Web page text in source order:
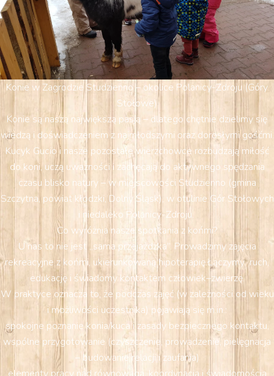
Konie w Zagrodzie Studzienno – okolice Polanicy-Zdroju (Góry
Stołowe)
Konie są naszą największą pasją – dlatego chętnie dzielimy się
wiedzą i doświadczeniem z najmłodszymi oraz dorosłymi gośćmi.
Kucyk Gucio i nasze pozostałe wierzchowce rozbudzają miłość
do koni, uczą uważności i zachęcają do aktywnego spędzania
czasu blisko natury – w miejscowości Studzienno (gmina
Szczytna, powiat kłodzki, Dolny Śląsk), w otulinie Gór Stołowych
i niedaleko Polanicy-Zdroju.
Co wyróżnia nasze spotkania z końmi?
U nas to nie jest „sama przejażdżka”. Prowadzimy zajęcia
rekreacyjne z końmi, ukierunkowaną hipoterapię.Łączymy ruch,
edukację i świadomy kontaktem człowiek–zwierzę.
W praktyce oznacza to, że podczas zajęć (w zależności od wieku
i możliwości uczestnika) pojawiają się m.in.:
spokojne poznanie konia/kuca i zasady bezpiecznego kontaktu,
wspólne przygotowanie (czyszczenie, prowadzenie, pielęgnacja
– budowanie relacji i zaufania)